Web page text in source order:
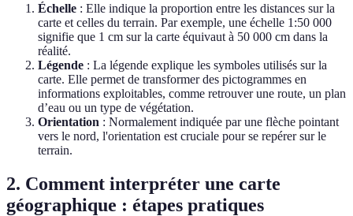
Échelle : Elle indique la proportion entre les distances sur la
carte et celles du terrain. Par exemple, une échelle 1:50 000
signifie que 1 cm sur la carte équivaut à 50 000 cm dans la
réalité.
Légende : La légende explique les symboles utilisés sur la
carte. Elle permet de transformer des pictogrammes en
informations exploitables, comme retrouver une route, un plan
d’eau ou un type de végétation.
Orientation : Normalement indiquée par une flèche pointant
vers le nord, l'orientation est cruciale pour se repérer sur le
terrain.
2. Comment interpréter une carte
géographique : étapes pratiques